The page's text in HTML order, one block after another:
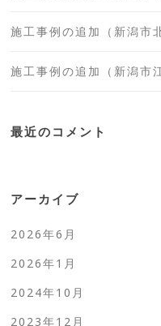
施工事例の追加（新潟市
施工事例の追加（新潟市
最近のコメント
アーカイブ
2026年6月
2026年1月
2024年10月
2023年12月